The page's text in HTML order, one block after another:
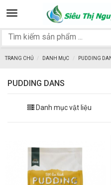
Toggle
navigation
TRANG CHỦ DANH MỤC PUDDING
PUDDING DANS
Danh mục vật liệu